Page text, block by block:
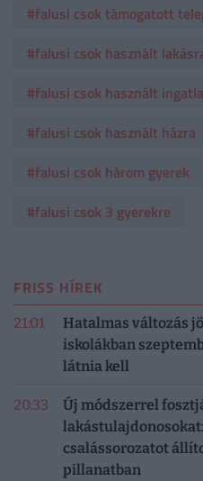
#falusi csok támogatott
#falusi csok használt
#falusi csok használt
#falusi csok használt házra
#falusi csok három gyerek
#falusi csok 3 gyerekre
FRISS HÍREK
21:01
Hatalmas változás
iskolákban
látnia kell
20:33
Új módszerrel
csalássorozatot
pillanatban